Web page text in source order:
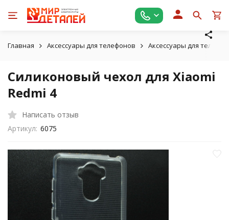
Главная Аксессуары для телефонов Аксессуары для
Силиконовый чехол для Xiaomi
Redmi 4
Написать отзыв
Артикул: 6075